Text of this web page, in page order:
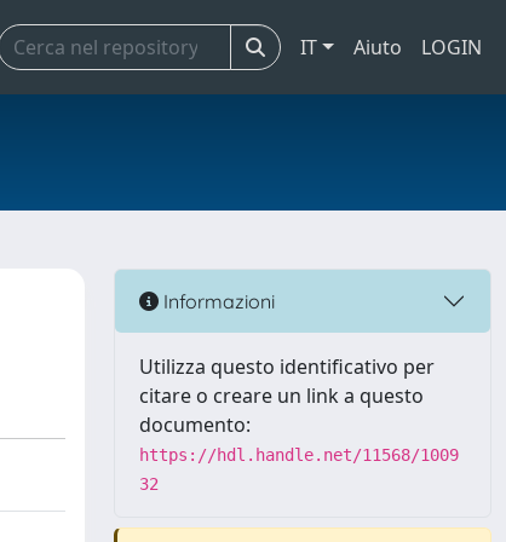
IT Aiuto LOGIN
Informazioni
Utilizza questo identificativo per
citare o creare un link a questo
documento:
https://hdl.handle.net/11568/1009
32